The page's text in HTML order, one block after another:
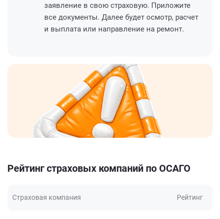
заявление в свою страховую. Приложите
все документы. Далее будет осмотр, расчет
и выплата или направление на ремонт.
Рейтинг страховых компаний по ОСАГО
Страховая компания Рейтинг